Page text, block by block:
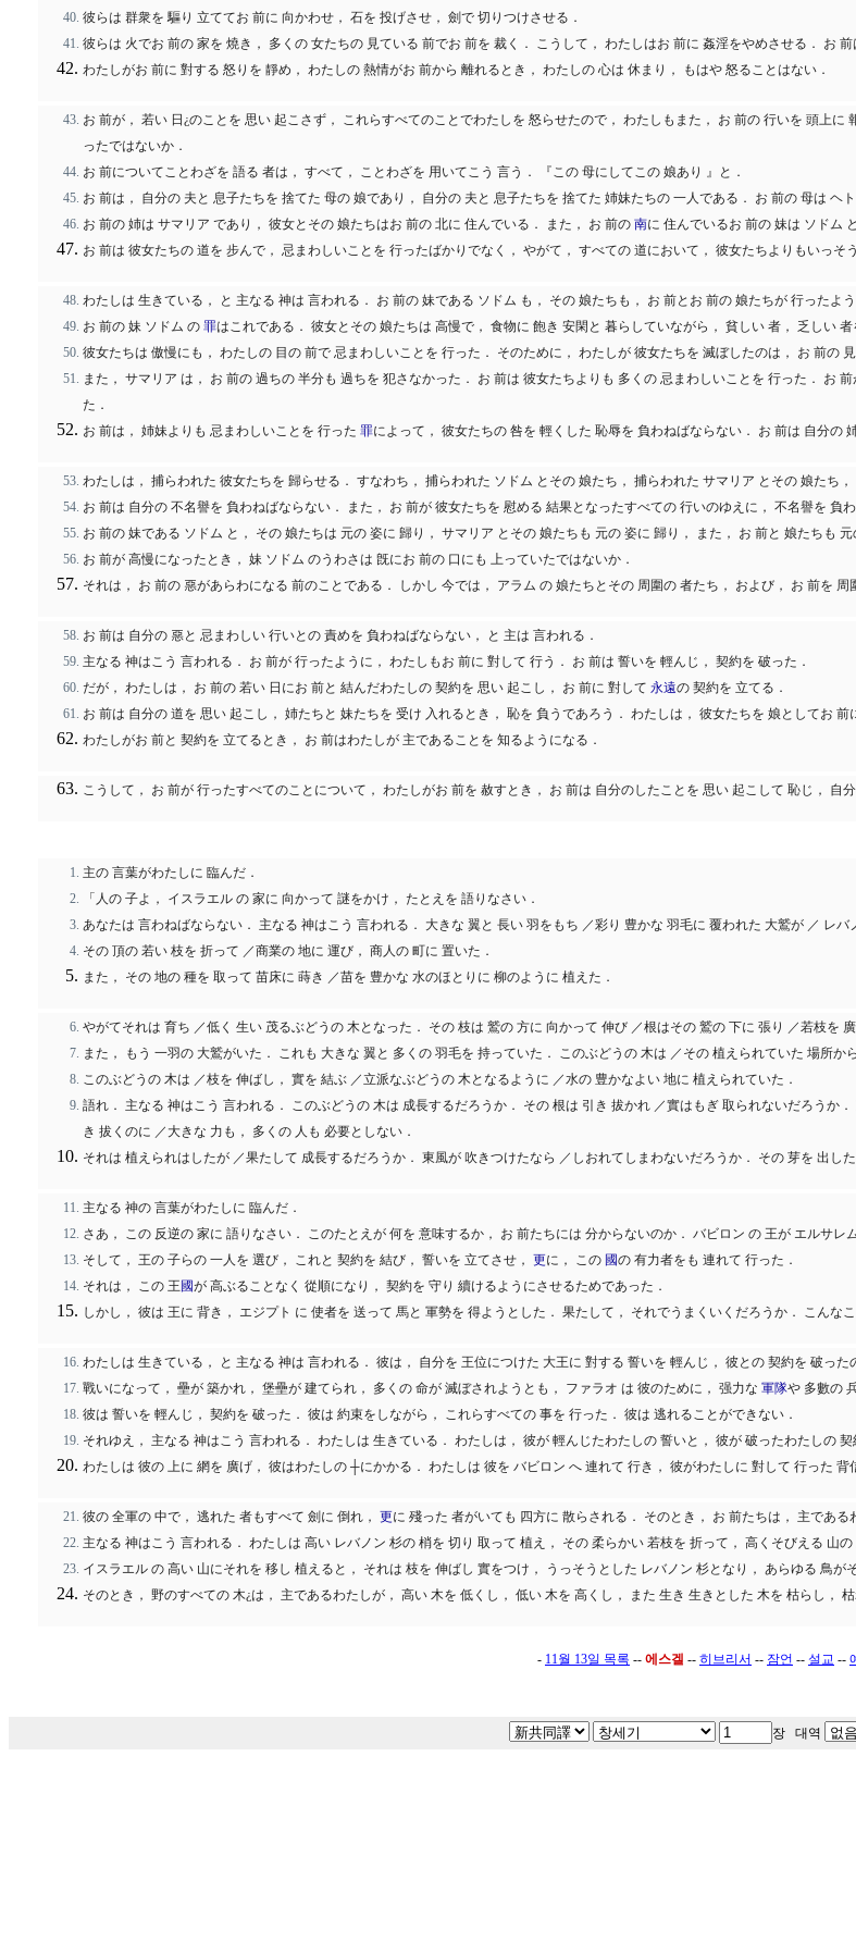
彼らは 群衆を 驅り 立ててお 前に 向かわせ， 石を 投げさせ， 劍で 切りつけさせる．
彼らは 火でお 前の 家を 燒き， 多くの 女たちの 見ている 前でお 前を 裁く． こうして， わたしはお 前に 姦淫をやめさせる． お 前
わたしがお 前に 對する 怒りを 靜め， わたしの 熱情がお 前から 離れるとき， わたしの 心は 休まり， もはや 怒ることはない．
お 前が， 若い 日¿のことを 思い 起こさず， これらすべてのことでわたしを 怒らせたので， わたしもまた， お 前の 行いを 頭上
ったではないか．
お 前についてことわざを 語る 者は， すべて， ことわざを 用いてこう 言う． 『この 母にしてこの 娘あり 』と．
お 前は， 自分の 夫と 息子たちを 捨てた 母の 娘であり， 自分の 夫と 息子たちを 捨てた 姉妹たちの 一人である． お 前の 母は ヘ
お 前の 姉は サマリア であり， 彼女とその 娘たちはお 前の 北に 住んでいる． また， お 前の 南に 住んでいるお 前の 妹は ソドム
お 前は 彼女たちの 道を 步んで， 忌まわしいことを 行ったばかりでなく， やがて， すべての 道において， 彼女たちよりもいっそ
わたしは 生きている， と 主なる 神は 言われる． お 前の 妹である ソドム も， その 娘たちも， お 前とお 前の 娘たちが 行ったよ
お 前の 妹 ソドム の 罪はこれである． 彼女とその 娘たちは 高慢で， 食物に 飽き 安閑と 暮らしていながら， 貧しい 者， 乏しい 者
彼女たちは 傲慢にも， わたしの 目の 前で 忌まわしいことを 行った． そのために， わたしが 彼女たちを 滅ぼしたのは， お 前の
また， サマリア は， お 前の 過ちの 半分も 過ちを 犯さなかった． お 前は 彼女たちよりも 多くの 忌まわしいことを 行った． お
た．
お 前は， 姉妹よりも 忌まわしいことを 行った 罪によって， 彼女たちの 咎を 輕くした 恥辱を 負わねばならない． お 前は 自分の
わたしは， 捕らわれた 彼女たちを 歸らせる． すなわち， 捕らわれた ソドム とその 娘たち， 捕らわれた サマリア とその 娘たち
お 前は 自分の 不名譽を 負わねばならない． また， お 前が 彼女たちを 慰める 結果となったすべての 行いのゆえに， 不名譽を 負わ
お 前の 妹である ソドム と， その 娘たちは 元の 姿に 歸り， サマリア とその 娘たちも 元の 姿に 歸り， また， お 前と 娘たちも 元
お 前が 高慢になったとき， 妹 ソドム のうわさは 旣にお 前の 口にも 上っていたではないか．
それは， お 前の 惡があらわになる 前のことである． しかし 今では， アラム の 娘たちとその 周圍の 者たち， および， お 前を
お 前は 自分の 惡と 忌まわしい 行いとの 責めを 負わねばならない， と 主は 言われる．
主なる 神はこう 言われる． お 前が 行ったように， わたしもお 前に 對して 行う． お 前は 誓いを 輕んじ， 契約を 破った．
だが， わたしは， お 前の 若い 日にお 前と 結んだわたしの 契約を 思い 起こし， お 前に 對して 永遠の 契約を 立てる．
お 前は 自分の 道を 思い 起こし， 姉たちと 妹たちを 受け 入れるとき， 恥を 負うであろう． わたしは， 彼女たちを 娘としてお
わたしがお 前と 契約を 立てるとき， お 前はわたしが 主であることを 知るようになる．
こうして， お 前が 行ったすべてのことについて， わたしがお 前を 赦すとき， お 前は 自分のしたことを 思い 起こして 恥じ， 自
主の 言葉がわたしに 臨んだ．
「人の 子よ， イスラエル の 家に 向かって 謎をかけ， たとえを 語りなさい．
あなたは 言わねばならない． 主なる 神はこう 言われる． 大きな 翼と 長い 羽をもち ／彩り 豊かな 羽毛に 覆われた 大鷲が ／ レ
その 頂の 若い 枝を 折って ／商業の 地に 運び， 商人の 町に 置いた．
また， その 地の 種を 取って 苗床に 蒔き ／苗を 豊かな 水のほとりに 柳のように 植えた．
やがてそれは 育ち ／低く 生い 茂るぶどうの 木となった． その 枝は 鷲の 方に 向かって 伸び ／根はその 鷲の 下に 張り ／若枝を
また， もう 一羽の 大鷲がいた． これも 大きな 翼と 多くの 羽毛を 持っていた． このぶどうの 木は ／その 植えられていた 場所
このぶどうの 木は ／枝を 伸ばし， 實を 結ぶ ／立派なぶどうの 木となるように ／水の 豊かなよい 地に 植えられていた．
語れ． 主なる 神はこう 言われる． このぶどうの 木は 成長するだろうか． その 根は 引き 拔かれ ／實はもぎ 取られないだろうか
き 拔くのに ／大きな 力も， 多くの 人も 必要としない．
それは 植えられはしたが ／果たして 成長するだろうか． 東風が 吹きつけたなら ／しおれてしまわないだろうか． その 芽を 出し
主なる 神の 言葉がわたしに 臨んだ．
さあ， この 反逆の 家に 語りなさい． このたとえが 何を 意味するか， お 前たちには 分からないのか． バビロン の 王が エルサ
そして， 王の 子らの 一人を 選び， これと 契約を 結び， 誓いを 立てさせ， 更に， この 國の 有力者をも 連れて 行った．
それは， この 王 國が 高ぶることなく 從順になり， 契約を 守り 續けるようにさせるためであった．
しかし， 彼は 王に 背き， エジプト に 使者を 送って 馬と 軍勢を 得ようとした． 果たして， それでうまくいくだろうか． こんな
わたしは 生きている， と 主なる 神は 言われる． 彼は， 自分を 王位につけた 大王に 對する 誓いを 輕んじ， 彼との 契約を 破った
戰いになって， 壘が 築かれ， 堡壘が 建てられ， 多くの 命が 滅ぼされようとも， ファラオ は 彼のために， 强力な 軍隊や 多數の
彼は 誓いを 輕んじ， 契約を 破った． 彼は 約束をしながら， これらすべての 事を 行った． 彼は 逃れることができない．
それゆえ， 主なる 神はこう 言われる． わたしは 生きている． わたしは， 彼が 輕んじたわたしの 誓いと， 彼が 破ったわたしの 契
わたしは 彼の 上に 網を 廣げ， 彼はわたしの ┼にかかる． わたしは 彼を バビロン へ 連れて 行き， 彼がわたしに 對して 行った 背
彼の 全軍の 中で， 逃れた 者もすべて 劍に 倒れ， 更に 殘った 者がいても 四方に 散らされる． そのとき， お 前たちは， 主である
主なる 神はこう 言われる． わたしは 高い レバノン 杉の 梢を 切り 取って 植え， その 柔らかい 若枝を 折って， 高くそびえる 山の
イスラエル の 高い 山にそれを 移し 植えると， それは 枝を 伸ばし 實をつけ， うっそうとした レバノン 杉となり， あらゆる 鳥
そのとき， 野のすべての 木¿は， 主であるわたしが， 高い 木を 低くし， 低い 木を 高くし， また 生き 生きとした 木を 枯らし，
- 11월 13일 목록 -- 에스겔 -- 히브리서 -- 잠언 -- 설교 --
장 대역